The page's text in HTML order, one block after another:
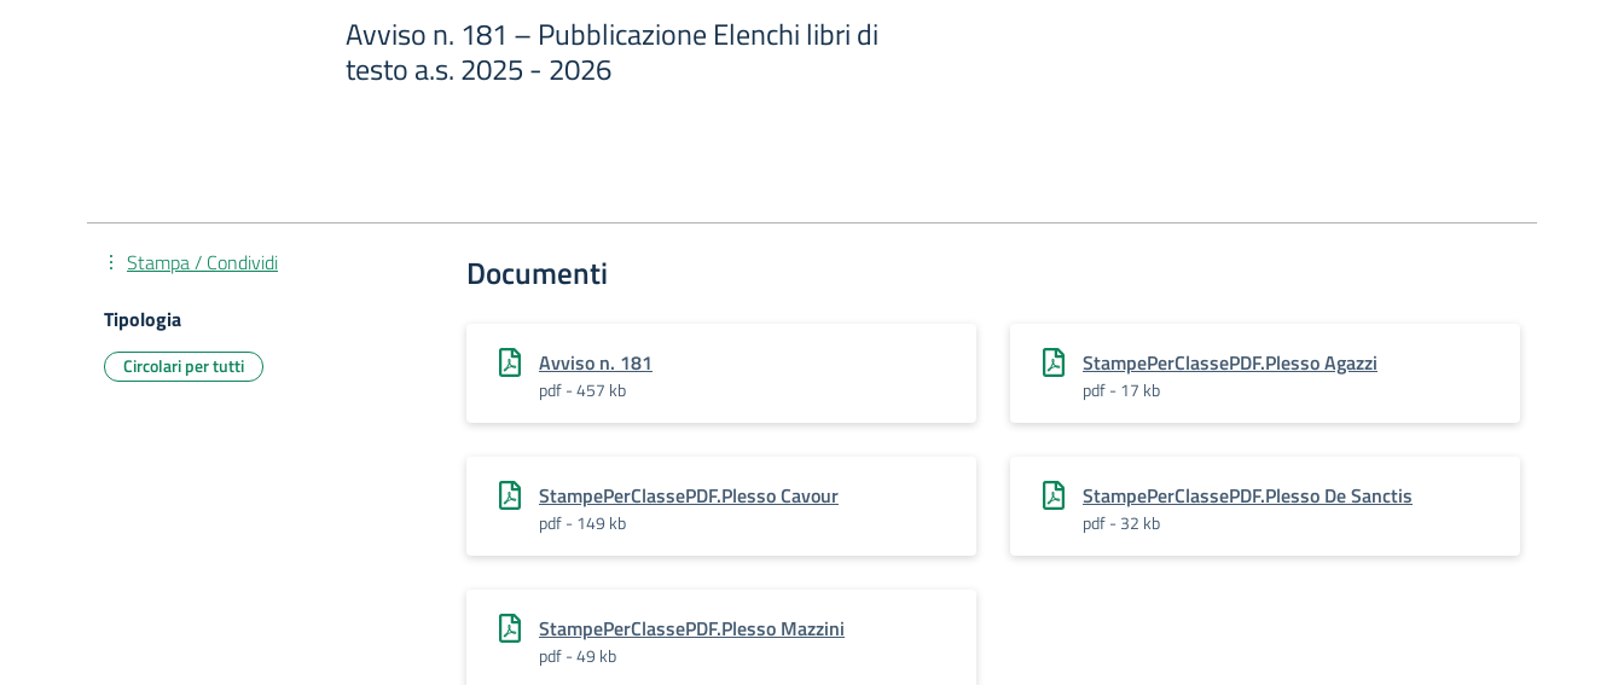
Avviso n. 181 – Pubblicazione Elenchi libri di
testo a.s. 2025 - 2026
Documenti
Avviso n. 181
pdf - 457 kb
StampePerClassePDF.Plesso Agazzi
pdf - 17 kb
StampePerClassePDF.Plesso Cavour
pdf - 149 kb
StampePerClassePDF.Plesso De Sanctis
pdf - 32 kb
StampePerClassePDF.Plesso Mazzini
pdf - 49 kb
Stampa / Condividi
Tipologia
Circolari per tutti